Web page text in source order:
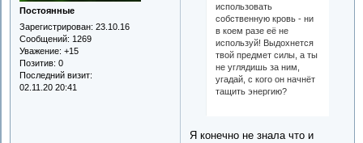
Постоянные
Зарегистрирован: 23.10.16
Сообщений: 1269
Уважение: +15
Позитив: 0
Последний визит:
02.11.20 20:41
использовать
собственную кровь - ни
в коем разе её не
используй! Выдохнется
твой предмет силы, а ты
не углядишь за ним,
угадай, с кого он начнёт
тащить энергию?
Я конечно не знала что и